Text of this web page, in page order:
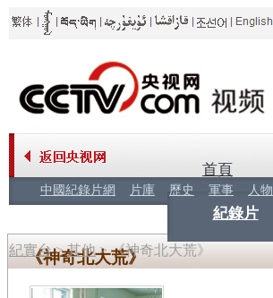
首頁
紀錄片
中國紀錄片網 片庫 歷史 軍事 人物
紀實台>其他>《神奇北大荒》
《神奇北大荒》